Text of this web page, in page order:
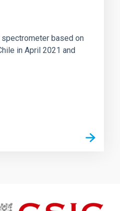
spectrometer based on
in April 2021 and